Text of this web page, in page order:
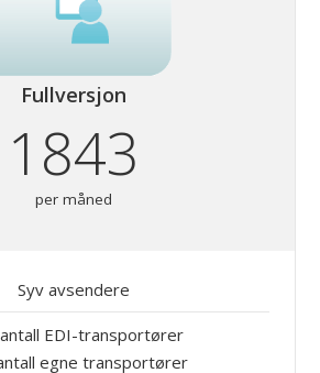
Fullversjon
1843
per måned
Syv avsendere
EDI-transportører
egne transportører